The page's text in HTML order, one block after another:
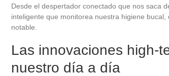
Desde el despertador conectado que nos saca
inteligente que monitorea nuestra higiene
notable.
Las innovaciones high-
nuestro día a día